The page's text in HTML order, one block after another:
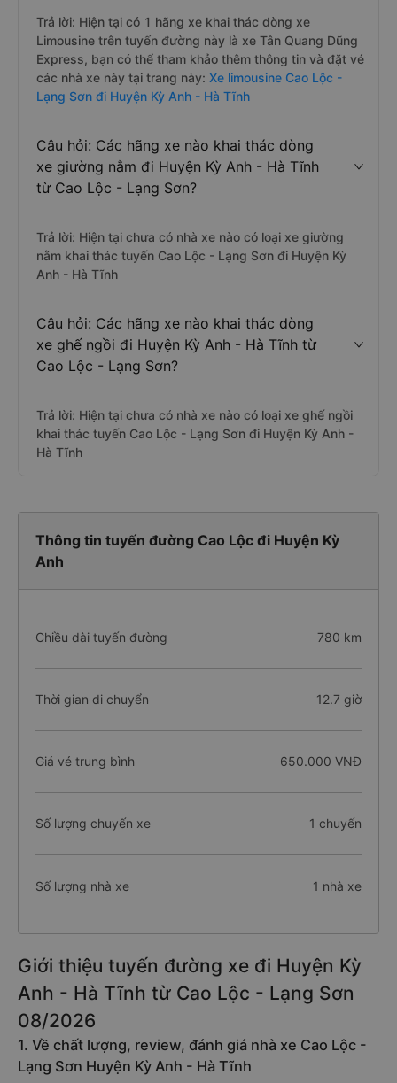
Trả lời: Hiện tại có 1 hãng xe khai thác dòng xe
Limousine trên tuyến đường này là xe Tân Quang Dũng
Express, bạn có thể tham khảo thêm thông tin và đặt vé
các nhà xe này tại trang này: Xe limousine Cao Lộc -
Lạng Sơn đi Huyện Kỳ Anh - Hà Tĩnh
Câu hỏi: Các hãng xe nào khai thác dòng
xe giường nằm đi Huyện Kỳ Anh - Hà Tĩnh
từ Cao Lộc - Lạng Sơn?
Trả lời: Hiện tại chưa có nhà xe nào có loại xe giường
nằm khai thác tuyến Cao Lộc - Lạng Sơn đi Huyện Kỳ
Anh - Hà Tĩnh
Câu hỏi: Các hãng xe nào khai thác dòng
xe ghế ngồi đi Huyện Kỳ Anh - Hà Tĩnh từ
Cao Lộc - Lạng Sơn?
Trả lời: Hiện tại chưa có nhà xe nào có loại xe ghế ngồi
khai thác tuyến Cao Lộc - Lạng Sơn đi Huyện Kỳ Anh -
Hà Tĩnh
Thông tin tuyến đường Cao Lộc đi Huyện Kỳ
Anh
Chiều dài tuyến đường 780 km
Thời gian di chuyển 12.7 giờ
Giá vé trung bình 650.000 VNĐ
Số lượng chuyến xe 1 chuyến
Số lượng nhà xe 1 nhà xe
Giới thiệu tuyến đường xe đi Huyện Kỳ
Anh - Hà Tĩnh từ Cao Lộc - Lạng Sơn
08/2026
1. Về chất lượng, review, đánh giá nhà xe Cao Lộc -
Lạng Sơn Huyện Kỳ Anh - Hà Tĩnh